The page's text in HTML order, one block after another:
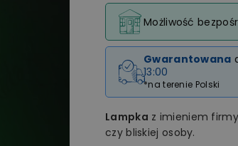
Możliwość
Gwarantowana
13:00
*na terenie Polski
Lampka z imieniem firmy
czy bliskiej osoby.